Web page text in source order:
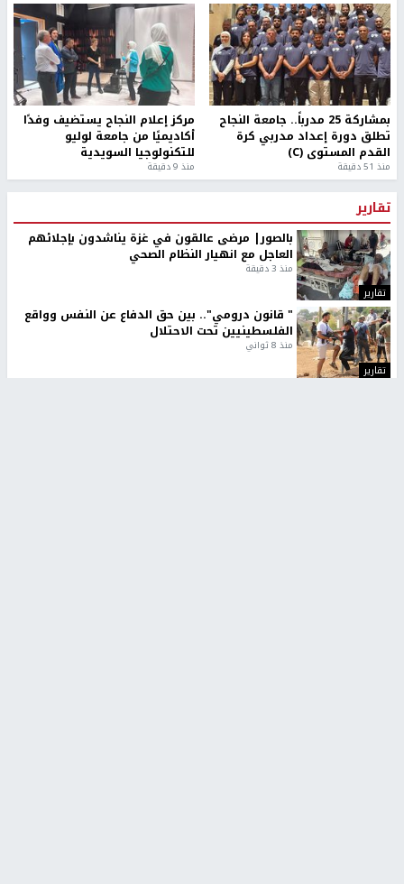
بمشاركة 25 مدرباً.. جامعة النجاح
تطلق دورة إعداد مدربي كرة
القدم المستوى (C)
منذ 51 دقيقة
مركز إعلام النجاح يستضيف وفدًا
أكاديميًا من جامعة لوليو
للتكنولوجيا السويدية
منذ 9 دقيقة
تقارير
تقارير
بالصور| مرضى عالقون في غزة يناشدون بإجلائهم
العاجل مع انهيار النظام الصحي
منذ 3 دقيقة
تقارير
" قانون درومي".. بين حق الدفاع عن النفس وواقع
الفلسطينيين تحت الاحتلال
منذ 8 ثواني